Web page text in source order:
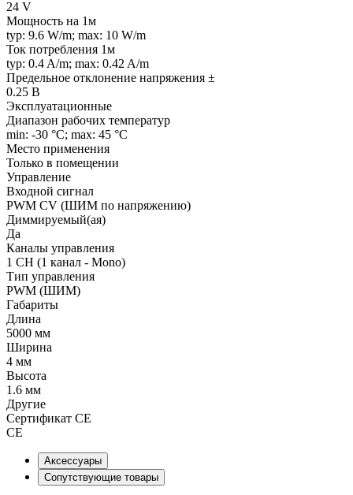
24 V
Мощность на 1м
typ: 9.6 W/m; max: 10 W/m
Ток потребления 1м
typ: 0.4 A/m; max: 0.42 A/m
Предельное отклонение напряжения ±
0.25 В
Эксплуатационные
Диапазон рабочих температур
min: -30 °C; max: 45 °C
Место применения
Только в помещении
Управление
Входной сигнал
PWM СV (ШИМ по напряжению)
Диммируемый(ая)
Да
Каналы управления
1 CH (1 канал - Mono)
Тип управления
PWM (ШИМ)
Габариты
Длина
5000 мм
Ширина
4 мм
Высота
1.6 мм
Другие
Сертификат CE
CE
Аксессуары
Сопутствующие товары